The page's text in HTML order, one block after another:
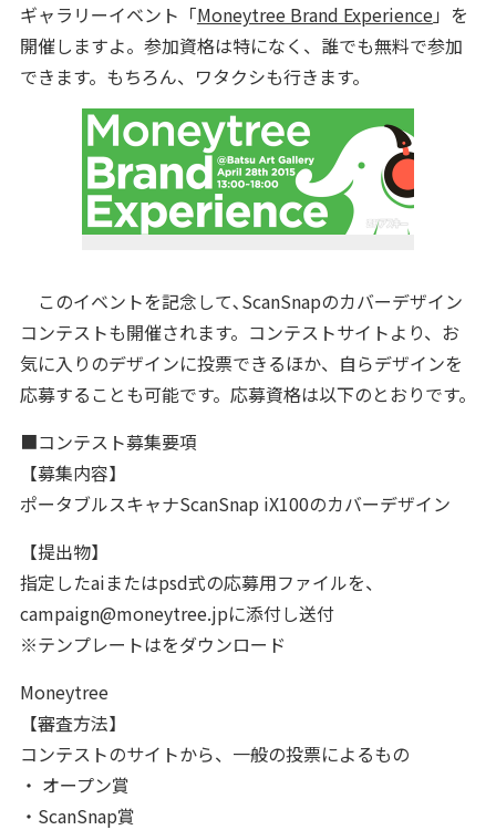
ギャラリーイベント「Moneytree Brand Experience」を
開催しますよ。参加資格は特になく、誰でも無料で参加
できます。もちろん、ワタクシも行きます。
このイベントを記念して､ScanSnapのカバーデザイン
コンテストも開催されます。コンテストサイトより、お
気に入りのデザインに投票できるほか、自らデザインを
応募することも可能です。応募資格は以下のとおりです。
■コンテスト募集要項
【募集内容】
ポータブルスキャナScanSnap iX100のカバーデザイン
【提出物】
指定したaiまたはpsd式の応募用ファイルを、
campaign@moneytree.jpに添付し送付
※テンプレートはをダウンロード
Moneytree
【審査方法】
コンテストのサイトから、一般の投票によるもの
・ オープン賞
・ScanSnap賞